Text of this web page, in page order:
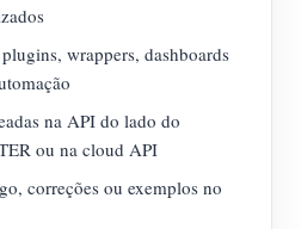
wrappers, dashboards
na API do lado do
ou na cloud API
correções ou exemplos no